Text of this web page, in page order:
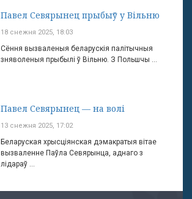
Павел Севярынец прыбыў у Вільню
18 снежня 2025, 18:03
Сёння вызваленыя беларускія палітычныя
зняволеныя прыбылі ў Вільню. З Польшчы ...
Павел Севярынец — на волі
13 снежня 2025, 17:02
Беларуская хрысціянская дэмакратыя вітае
вызваленне Паўла Севярынца, аднаго з
лідараў ...